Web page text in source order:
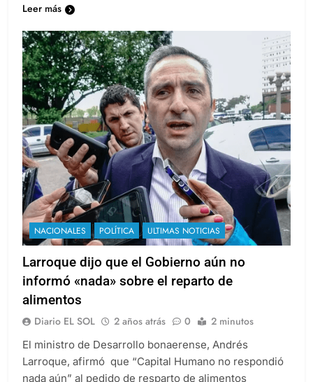
Leer más
NACIONALES POLÍTICA ULTIMAS NOTICIAS
Larroque dijo que el Gobierno aún no
informó «nada» sobre el reparto de
alimentos
Diario EL SOL 2 años atrás 0 2 minutos
El ministro de Desarrollo bonaerense, Andrés
Larroque, afirmó que “Capital Humano no respondió
nada aún” al pedido de resparto de alimentos